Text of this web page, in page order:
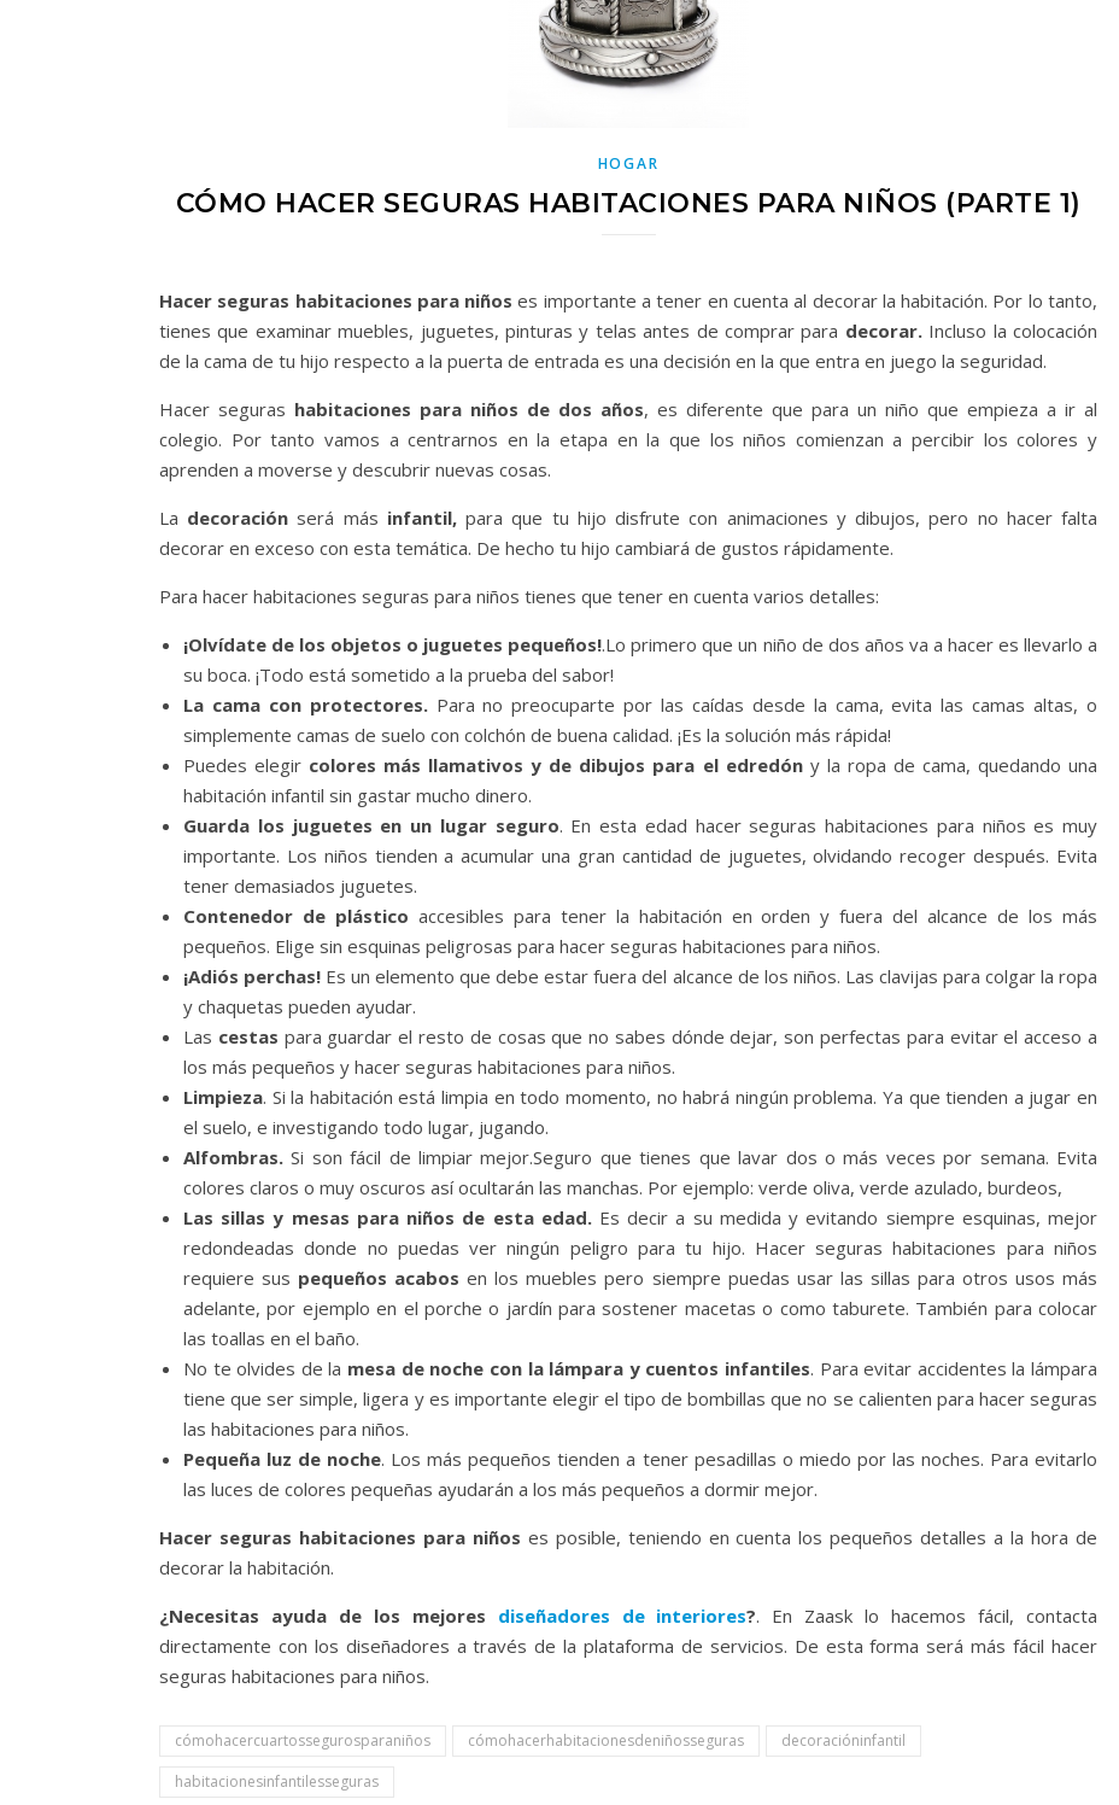
HOGAR
CÓMO HACER SEGURAS HABITACIONES PARA NIÑOS (PARTE 1)
Hacer seguras habitaciones para niños es importante a tener en cuenta al decorar la habitación. Por lo tanto,
tienes que examinar muebles, juguetes, pinturas y telas antes de comprar para decorar.Incluso la colocación
de la cama de tu hijo respecto a la puerta de entrada es una decisión en la que entra en juego la seguridad.
Hacer seguras habitaciones para niños de dos años, es diferente que para un niño que empieza a ir al
colegio. Por tanto vamos a centrarnos en la etapa en la que los niños comienzan a percibir los colores y
aprenden a moverse y descubrir nuevas cosas.
La decoración será más infantil,para que tu hijo disfrute con animaciones y dibujos, pero no hacer falta
decorar en exceso con esta temática. De hecho tu hijo cambiará de gustos rápidamente.
Para hacer habitaciones seguras para niños tienes que tener en cuenta varios detalles:
¡Olvídate de los objetos o juguetes pequeños!.Lo primero que un niño de dos años va a hacer es llevarlo a
su boca. ¡Todo está sometido a la prueba del sabor!
La cama con protectores.Para no preocuparte por las caídas desde la cama, evita las camas altas, o
simplemente camas de suelo con colchón de buena calidad. ¡Es la solución más rápida!
Puedes elegir colores más llamativos y de dibujos para el edredóny la ropa de cama, quedando una
habitación infantil sin gastar mucho dinero.
Guarda los juguetes en un lugar seguro. En esta edad hacer seguras habitaciones para niños es muy
importante. Los niños tienden a acumular una gran cantidad de juguetes, olvidando recoger después. Evita
tener demasiados juguetes.
Contenedor de plástico accesibles para tener la habitación en orden y fuera del alcance de los más
pequeños. Elige sin esquinas peligrosas para hacer seguras habitaciones para niños.
¡Adiós perchas! Es un elemento que debe estar fuera del alcance de los niños. Las clavijas para colgar la ropa
y chaquetas pueden ayudar.
Las cestas para guardar el resto de cosas que no sabes dónde dejar, son perfectas para evitar el acceso a
los más pequeños y hacer seguras habitaciones para niños.
Limpieza. Si la habitación está limpia en todo momento, no habrá ningún problema. Ya que tienden a jugar en
el suelo, e investigando todo lugar, jugando.
Alfombras. Si son fácil de limpiar mejor.Seguro que tienes que lavar dos o más veces por semana. Evita
colores claros o muy oscuros así ocultarán las manchas. Por ejemplo: verde oliva, verde azulado, burdeos,
Las sillas y mesas para niños de esta edad.Es decir a su medida y evitando siempre esquinas, mejor
redondeadas donde no puedas ver ningún peligro para tu hijo. Hacer seguras habitaciones para niños
requiere sus pequeños acabos en los muebles pero siempre puedas usar las sillas para otros usos más
adelante, por ejemplo en el porche o jardín para sostener macetas o como taburete. También para colocar
las toallas en el baño.
No te olvides de la mesa de noche con la lámpara y cuentos infantiles. Para evitar accidentes la lámpara
tiene que ser simple, ligera y es importante elegir el tipo de bombillas que no se calienten para hacer seguras
las habitaciones para niños.
Pequeña luz de noche. Los más pequeños tienden a tener pesadillas o miedo por las noches. Para evitarlo
las luces de colores pequeñas ayudarán a los más pequeños a dormir mejor.
Hacer seguras habitaciones para niños es posible, teniendo en cuenta los pequeños detalles a la hora de
decorar la habitación.
¿Necesitas ayuda de los mejores diseñadores de interiores?. En Zaask lo hacemos fácil, contacta
directamente con los diseñadores a través de la plataforma de servicios. De esta forma será más fácil hacer
seguras habitaciones para niños.
cómohacercuartossegurosparaniños cómohacerhabitacionesdeniñosseguras
decoracióninfantil
habitacionesinfantilesseguras